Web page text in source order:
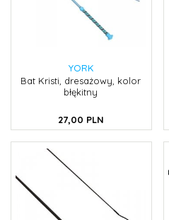
YORK
Bat Kristi, dresażowy, kolor
błękitny
27,00 PLN